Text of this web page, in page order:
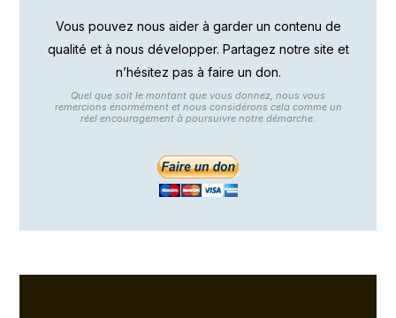
Vous pouvez nous aider à garder un contenu de
qualité et à nous développer. Partagez notre site et
n’hésitez pas à faire un don.
Quel que soit le montant que vous donnez, nous vous
remercions énormément et nous considérons cela comme un
réel encouragement à poursuivre notre démarche.